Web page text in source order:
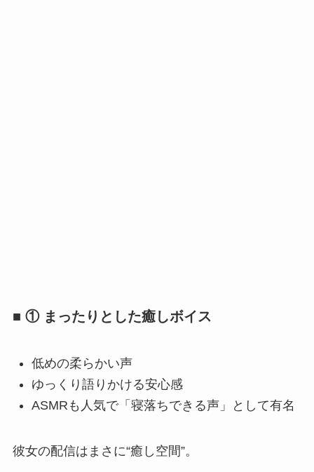
■ ① まったりとした癒しボイス
低めの柔らかい声
ゆっくり語りかける安心感
ASMRも人気で「寝落ちできる声」として有名
彼女の配信はまさに“癒し空間”。